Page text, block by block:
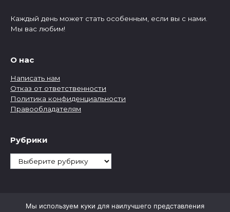
Каждый день может стать особенным, если вы с нами.
Мы вас любим!
О нас
Написать нам
Отказ от ответственности
Политика конфиденциальности
Правообладателям
Рубрики
Рубрики
Мы используем куки для наилучшего представления